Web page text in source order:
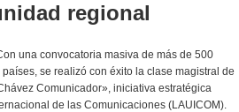
regional
una convocatoria masiva de más de 500
se realizó con éxito la clase magistral de
Comunicador», iniciativa estratégica
de las Comunicaciones (LAUICOM).